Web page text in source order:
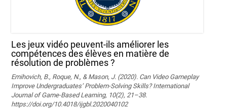
Les jeux vidéo peuvent-ils améliorer les
compétences des élèves en matière de
résolution de problèmes ?
Emihovich, B., Roque, N., & Mason, J. (2020). Can Video Gameplay
Improve Undergraduates’ Problem-Solving Skills? International
Journal of Game-Based Learning, 10(2), 21–38.
https://doi.org/10.4018/ijgbl.2020040102